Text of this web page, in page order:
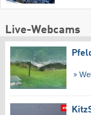
Live-Webcams